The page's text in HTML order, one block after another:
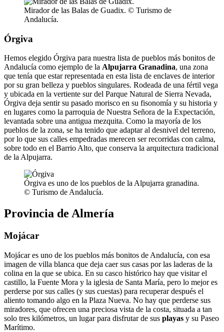
Mirador de las Balas de Guadix. © Turismo de
Andalucía.
Órgiva
Hemos elegido Órgiva para nuestra lista de pueblos más bonitos de
Andalucía como ejemplo de la Alpujarra Granadina, una zona
que tenía que estar representada en esta lista de enclaves de interior
por su gran belleza y pueblos singulares. Rodeada de una fértil vega
y ubicada en la vertiente sur del Parque Natural de Sierra Nevada,
Órgiva deja sentir su pasado morisco en su fisonomía y su historia y
en lugares como la parroquia de Nuestra Señora de la Expectación,
levantada sobre una antigua mezquita. Como la mayoría de los
pueblos de la zona, se ha tenido que adaptar al desnivel del terreno,
por lo que sus calles empedradas merecen ser recorridas con calma,
sobre todo en el Barrio Alto, que conserva la arquitectura tradicional
de la Alpujarra.
Órgiva es uno de los pueblos de la Alpujarra granadina.
© Turismo de Andalucía.
Provincia de Almería
Mojácar
Mojácar es uno de los pueblos más bonitos de Andalucía, con esa
imagen de villa blanca que deja caer sus casas por las laderas de la
colina en la que se ubica. En su casco histórico hay que visitar el
castillo, la Fuente Mora y la iglesia de Santa María, pero lo mejor es
perderse por sus calles (y sus cuestas) para recuperar después el
aliento tomando algo en la Plaza Nueva. No hay que perderse sus
miradores, que ofrecen una preciosa vista de la costa, situada a tan
solo tres kilómetros, un lugar para disfrutar de sus playas y su Paseo
Marítimo.